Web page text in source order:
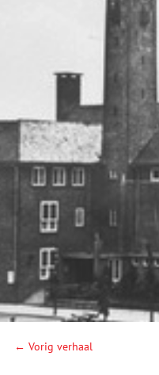
← Vorig verhaal